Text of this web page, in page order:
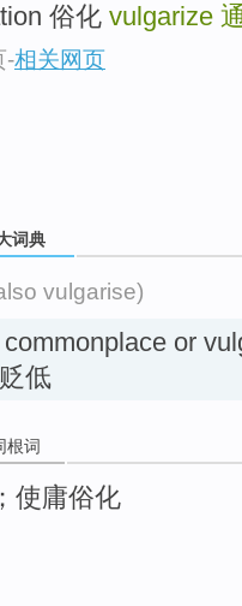
俗化 vulgarize
-相关网页
词典
vulgarise)
or
低
根词
使庸俗化